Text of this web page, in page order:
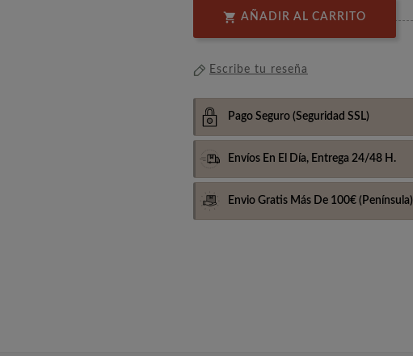
 AÑADIR AL CARRITO
Escribe tu reseña
Pago Seguro (Seguridad SSL)
Envíos En El Día, Entrega 24/48 H.
Envio Gratis Más De 100€ (Península)